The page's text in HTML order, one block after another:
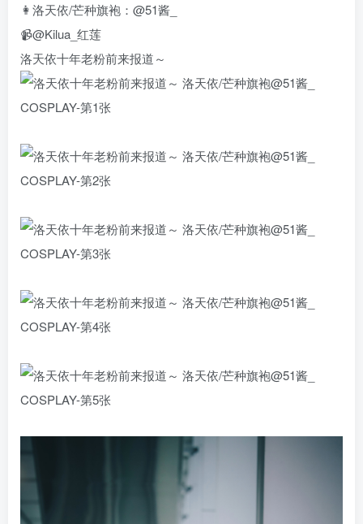
👩洛天依/芒种旗袍：@51酱_
📹@Kilua_红莲
洛天依十年老粉前来报道～